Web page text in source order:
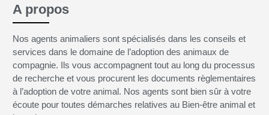
A propos
Nos agents animaliers sont spécialisés dans les conseils et
services dans le domaine de l’adoption des animaux de
compagnie. Ils vous accompagnent tout au long du processus
de recherche et vous procurent les documents règlementaires
à l’adoption de votre animal. Nos agents sont bien sûr à votre
écoute pour toutes démarches relatives au Bien-être animal et